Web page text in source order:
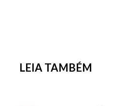
LEIA TAMBÉM